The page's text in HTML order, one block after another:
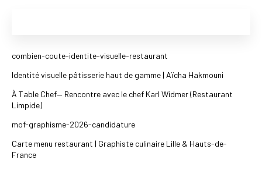
combien-coute-identite-visuelle-restaurant
Identité visuelle pâtisserie haut de gamme | Aïcha Hakmouni
À Table Chef— Rencontre avec le chef Karl Widmer (Restaurant
Limpide)​
mof-graphisme-2026-candidature
Carte menu restaurant | Graphiste culinaire Lille & Hauts-de-
France